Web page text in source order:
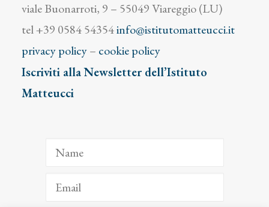
viale Buonarroti, 9 – 55049 Viareggio (LU)
tel +39 0584 54354info@istitutomatteucci.it
privacy policy– cookie policy
Iscriviti alla Newsletter dell’Istituto
Matteucci